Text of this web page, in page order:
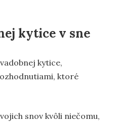
kytice v sne
kytice,
ktoré
snov kvôli niečomu,